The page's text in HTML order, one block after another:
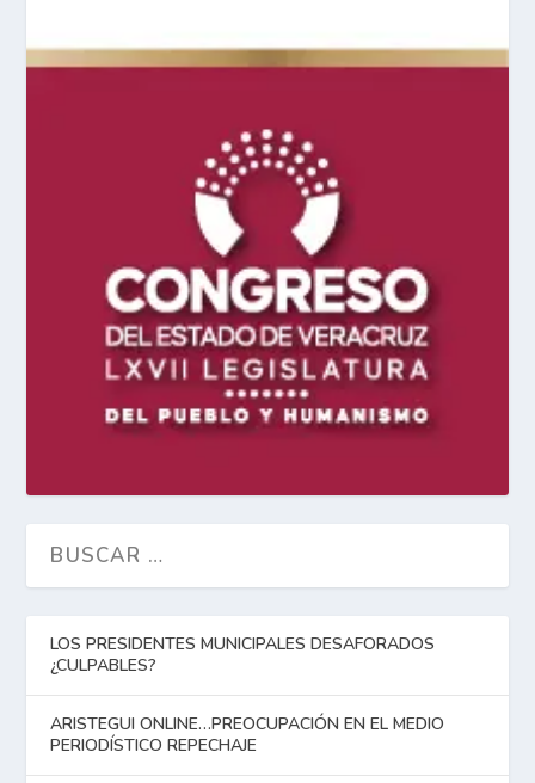
LOS PRESIDENTES MUNICIPALES DESAFORADOS
¿CULPABLES?
ARISTEGUI ONLINE…PREOCUPACIÓN EN EL MEDIO
PERIODÍSTICO REPECHAJE